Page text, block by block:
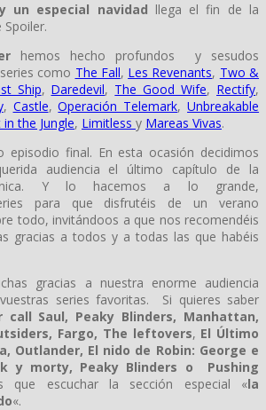
un especial navidad llega el fin de la
hemos hecho profundos y sesudos
como The Fall, Les Revenants, Two &
Ship, Daredevil, The Good Wife, Rectify,
, Castle,Operación Telemark,Unbreakable
the Jungle, Limitless y Mareas Vivas.
episodio final. En esta ocasión decidimos
audiencia el último capítulo de la
Y lo hacemos a lo grande,
para que disfrutéis de un verano
todo, invitándoos a que nos recomendéis
gracias a todos y a todas las que habéis
gracias a nuestra enorme audiencia
series favoritas. Si quieres saber
call Saul, Peaky Blinders, Manhattan,
Fargo, The leftovers, El Último
Outlander, El nido de Robin: George e
y morty, Peaky Blinders o Pushing
que escuchar la sección especial «la
«.